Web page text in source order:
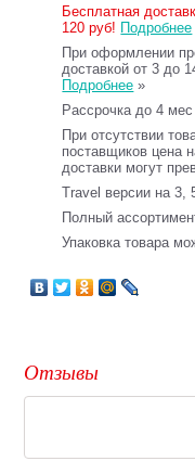
Бесплатная
120 руб! Подробнее
При оформлении
доставкой от 3 до
Подробнее »
Рассрочка до 4
При отсутствии
поставщиков цена
доставки могут
Travel версии на 3,
Полный
Упаковка товара
Отзывы